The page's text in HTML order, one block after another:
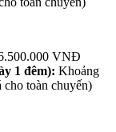
VNĐ
1 đêm): Khoảng
toàn chuyến)